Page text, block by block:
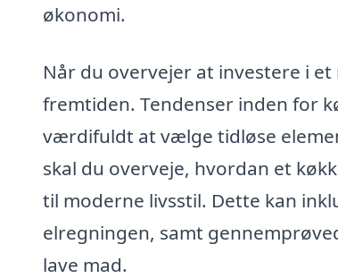
økonomi.
Når du overvejer at investere i
fremtiden. Tendenser inden for
værdifuldt at vælge tidløse
skal du overveje, hvordan et
til moderne livsstil. Dette kan
elregningen, samt
lave mad.